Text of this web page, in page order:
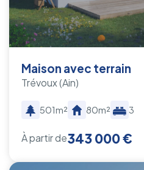
Maison avec terrain
Trévoux(Ain)
501m² 80m² 3
À partir de343 000 €